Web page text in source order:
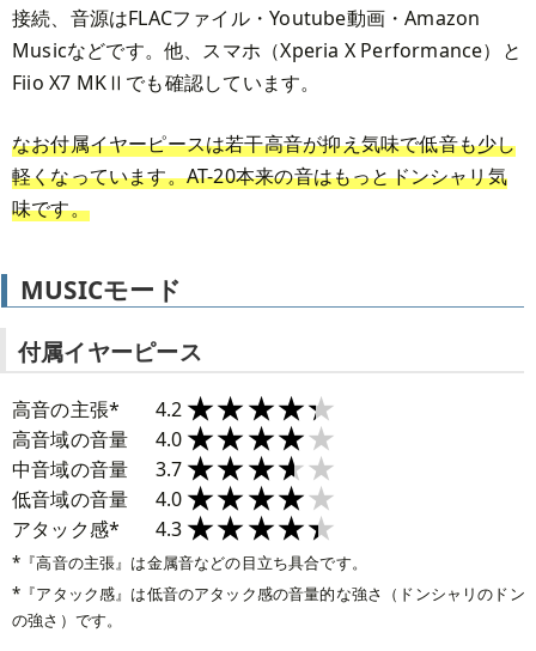
接続、音源はFLACファイル・Youtube動画・Amazon
Musicなどです。他、スマホ（Xperia X Performance）と
Fiio X7 MKⅡでも確認しています。
なお付属イヤーピースは若干高音が抑え気味で低音も少し
軽くなっています。AT-20本来の音はもっとドンシャリ気
味です。
MUSICモード
付属イヤーピース
高音の主張* 4.2 ★★★★★
★★★★★
高音域の音量 4.0 ★★★★★
★★★★★
中音域の音量 3.7 ★★★★★
★★★★★
低音域の音量 4.0 ★★★★★
★★★★★
アタック感* 4.3 ★★★★★
★★★★★
『高音の主張』は金属音などの目立ち具合です。
『アタック感』は低音のアタック感の音量的な強さ（ドンシャリのドン
の強さ）です。